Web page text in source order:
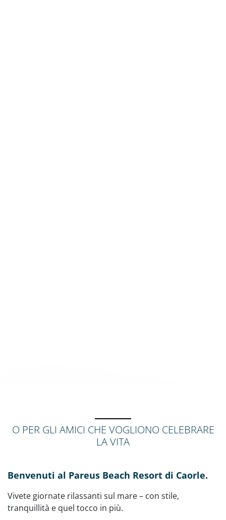
O PER GLI AMICI CHE VOGLIONO CELEBRARE
LA VITA
Benvenuti al Pareus Beach Resort di Caorle.
Vivete giornate rilassanti sul mare – con stile,
tranquillità e quel tocco in più.